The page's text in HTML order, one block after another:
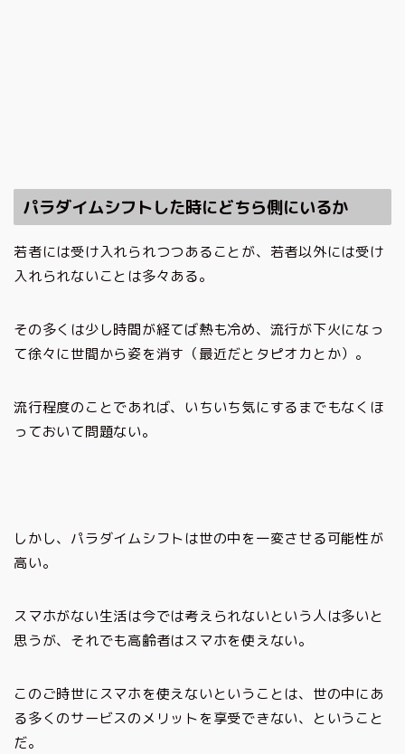
パラダイムシフトした時にどちら側にいるか
若者には受け入れられつつあることが、若者以外には受け
入れられないことは多々ある。
その多くは少し時間が経てば熱も冷め、流行が下火になっ
て徐々に世間から姿を消す（最近だとタピオカとか）。
流行程度のことであれば、いちいち気にするまでもなくほ
っておいて問題ない。
しかし、パラダイムシフトは世の中を一変させる可能性が
高い。
スマホがない生活は今では考えられないという人は多いと
思うが、それでも高齢者はスマホを使えない。
このご時世にスマホを使えないということは、世の中にあ
る多くのサービスのメリットを享受できない、ということ
だ。